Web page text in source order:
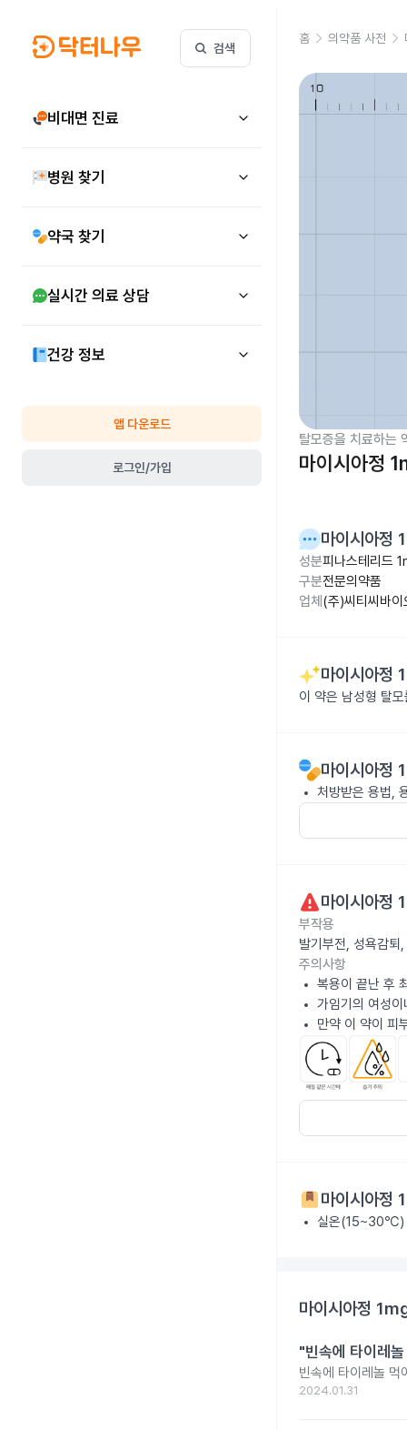
검색
비대면 진료
병원 찾기
약국 찾기
실시간 의료 상담
건강 정보
앱 다운로드
로그인/가입
홈 의약품 사전
탈모증을 치료하는
마이시아정
마이시아정
성분피나스테리드
구분전문의약품
업체 (주)씨티씨바이
마이시아정
이 약은 남성형 탈
마이시아정
처방받은 용법,
마이시아정
부작용
발기부전, 성욕감퇴
주의사항
복용이 끝난 후
가임기의 여성
만약 이 약이 피
마이시아정
실온(15~30℃)
마이시아정
"빈속에 타이레
빈속에 타이레놀 먹
2024.01.31